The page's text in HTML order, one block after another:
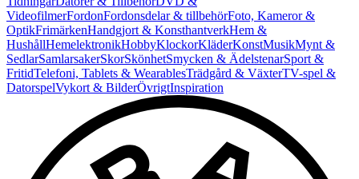
VideofilmerFordonFordonsdelar & tillbehörFoto, Kameror &
OptikFrimärkenHandgjort & KonsthantverkHem &
HushållHemelektronikHobbyKlockorKläderKonstMusikMynt &
SedlarSamlarsakerSkorSkönhetSmycken & ÄdelstenarSport &
FritidTelefoni, Tablets & WearablesTrädgård & VäxterTV-spel &
DatorspelVykort & BilderÖvrigtInspiration